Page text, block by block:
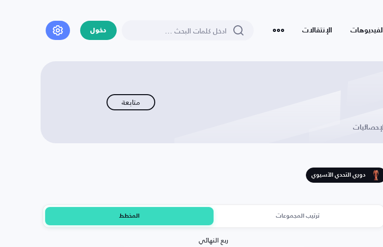
الفيديوهات الإنتقالات دخول
متابعة
الإحصائيات
دوري التحدي الآسيوي
ترتيب المجموعات المخطط
ربع النهائي